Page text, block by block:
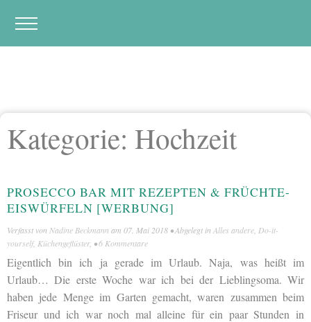
Kategorie: Hochzeit
PROSECCO BAR MIT REZEPTEN & FRÜCHTE-
EISWÜRFELN [WERBUNG]
Verfasst von Nadine Beckmann am 07. Mai 2018 • Abgelegt in Alles andere Do-it-
yourself, Küchengeflüster, •6 Kommentare
Eigentlich bin ich ja gerade im Urlaub. Naja, was heißt im
Urlaub… Die erste Woche war ich bei der Lieblingsoma. Wir
haben jede Menge im Garten gemacht, waren zusammen beim
Friseur und ich war noch mal alleine für ein paar Stunden in